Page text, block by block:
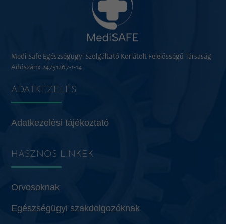
Medi-Safe Egészségügyi Szolgáltató Korlátolt Felelősségű Társaság
Adószám: 24751267-1-14
ADATKEZELÉS
Adatkezelési tájékoztató
HASZNOS LINKEK
Orvosoknak
Egészségügyi szakdolgozóknak